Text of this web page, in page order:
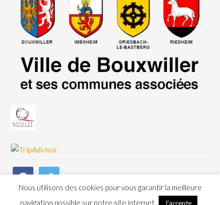
Nous utilisons des cookies pour vous garantir la meilleure
navigation possible sur notre site internet.
J'accepte